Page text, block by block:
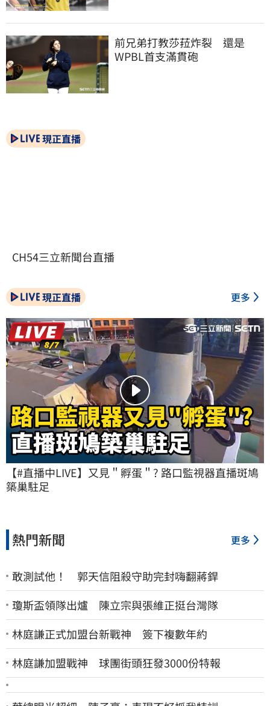
前兄弟打教莎菈炸裂　還是
WPBL首支滿貫砲
現正直播
CH54三立新聞台直播
現正直播 更多
【#直播中LIVE】又見＂孵蛋＂? 路口監視器直播斑鳩
築巢駐足
熱門新聞 更多
敢測試他！ 郭天信阻殺守助完封嗨翻蔣銲
瓊斯盃領隊出爐 陳立宗與張維正挺台灣隊
林庭謙正式加盟台新戰神 簽下複數年約
林庭謙加盟戰神 球團街頭狂發3000份特報